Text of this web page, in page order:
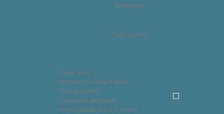
Bretagne
Sud-Ouest
Foies gras
Terrines du Sud-Ouest
Plats préparés
Accompagnement
Fruits rafraichis à l'alcool